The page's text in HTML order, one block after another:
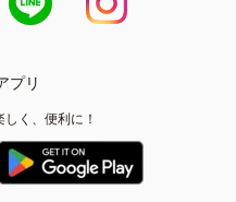
プリ
く、便利に！